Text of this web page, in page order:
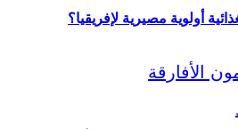
أولوية مصيرية لإفريقيا؟